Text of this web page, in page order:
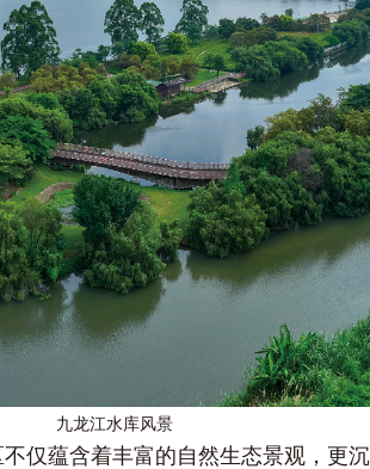
九龙江水库风景
仅蕴含着丰富的自然生态景观，更沉